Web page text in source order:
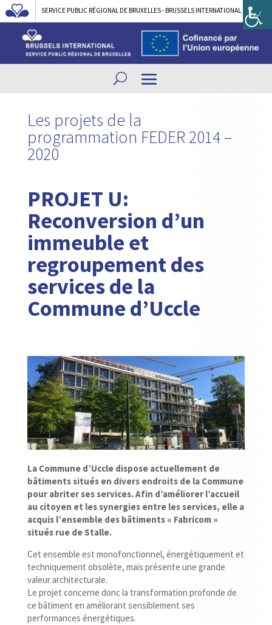
SERVICE PUBLIC RÉGIONAL DE BRUXELLES - BRUSSELS INTERNATIONAL
Les projets de la
programmation FEDER 2014 –
2020
PROJET U:
Reconversion d’un
immeuble et
regroupement des
services de la
Commune d’Uccle
La Commune d’Uccle dispose actuellement de
bâtiments situés en divers endroits de la Commune
pour abriter ses services. Afin d’améliorer l’accueil
au citoyen et les synergies entre les services, elle a
acquis l’ensemble des bâtiments « Fabricom »
situés rue de Stalle.
Cet ensemble est monofonctionnel, énergétiquement et
techniquement obsolète, mais présente une grande
valeur architecturale.
Le projet concerne donc la transformation profonde de
ce bâtiment en améliorant sensiblement ses
performances énergétiques.